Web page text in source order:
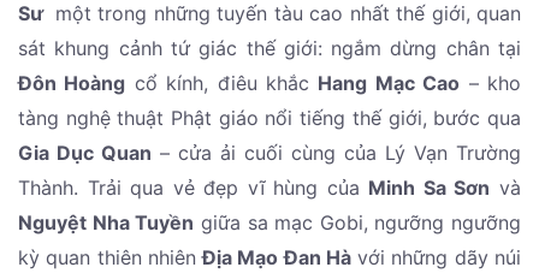
Sư một trong những tuyến tàu cao nhất thế giới, quan
sát khung cảnh tứ giác thế giới: ngắm dừng chân tại
Đôn Hoàng cổ kính, điêu khắc Hang Mạc Cao – kho
tàng nghệ thuật Phật giáo nổi tiếng thế giới, bước qua
Gia Dục Quan – cửa ải cuối cùng của Lý Vạn Trường
Thành. Trải qua vẻ đẹp vĩ hùng của Minh Sa Sơn và
Nguyệt Nha Tuyền giữa sa mạc Gobi, ngưỡng ngưỡng
kỳ quan thiên nhiênĐịa Mạo Đan Hàvới những dãy núi